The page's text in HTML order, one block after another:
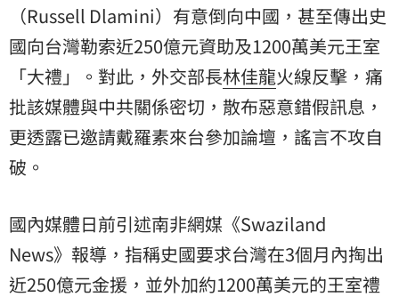
（Russell Dlamini）有意倒向中國，甚至傳出史
國向台灣勒索近250億元資助及1200萬美元王室
「大禮」。對此，外交部長林佳龍火線反擊，痛
批該媒體與中共關係密切，散布惡意錯假訊息，
更透露已邀請戴羅素來台參加論壇，謠言不攻自
破。
國內媒體日前引述南非網媒《Swaziland
News》報導，指稱史國要求台灣在3個月內掏出
近250億元金援，並外加約1200萬美元的王室禮